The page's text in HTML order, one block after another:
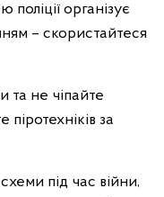
поліції організує
– скористайтеся
та не чіпайте
за
під час війни,